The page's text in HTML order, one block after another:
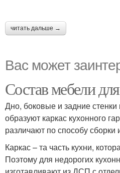
читать дальше →
Вас может
Состав мебели
Дно, боковые и задние
образуют каркас кухонного
различают по способу сборки
Каркас – та часть кухни,
Поэтому для недорогих